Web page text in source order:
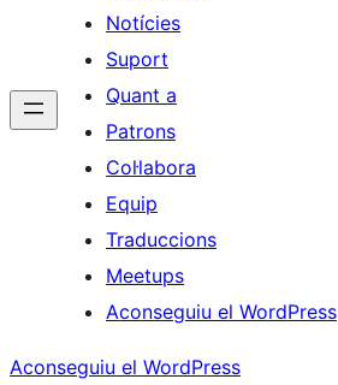
Notícies
Suport
Quant a
Patrons
Col·labora
Equip
Traduccions
Meetups
Aconseguiu el WordPress
Aconseguiu el WordPress